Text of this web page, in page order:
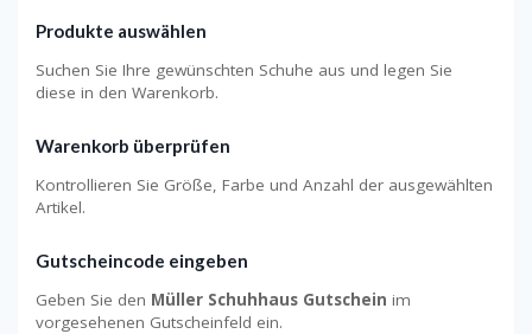
Produkte auswählen
Suchen Sie Ihre gewünschten Schuhe aus und legen Sie
diese in den Warenkorb.
Warenkorb überprüfen
Kontrollieren Sie Größe, Farbe und Anzahl der ausgewählten
Artikel.
Gutscheincode eingeben
Geben Sie den Müller Schuhhaus Gutschein im
vorgesehenen Gutscheinfeld ein.